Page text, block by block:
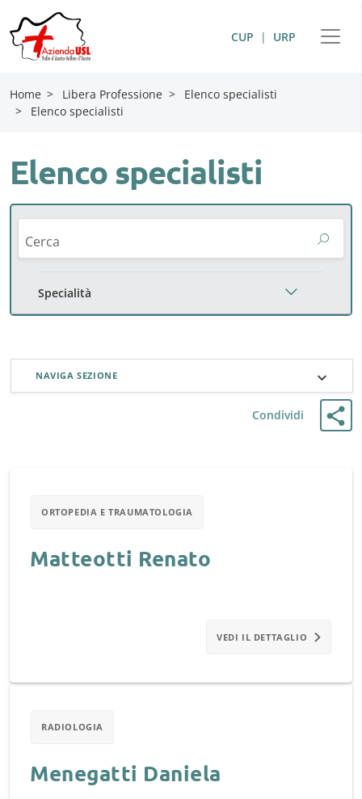
CUP | URP
Home > Libera Professione >
Elenco specialisti
>
Elenco specialisti
Elenco specialisti
ORTOPEDIA E TRAUMATOLOGIA
Matteotti Renato
VEDI IL DETTAGLIO
RADIOLOGIA
Menegatti Daniela
Condividi
NAVIGA SEZIONE
Cerca
Specialità